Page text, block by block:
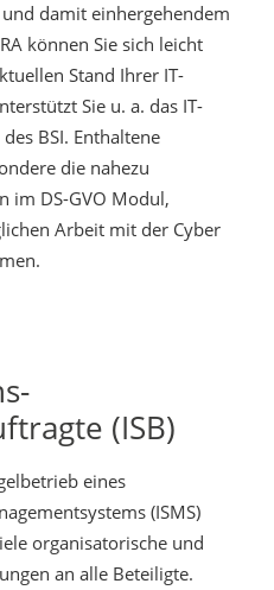
damit einhergehendem
können Sie sich leicht
Stand Ihrer IT-
Sie u. a. das IT-
BSI. Enthaltene
die nahezu
im DS-GVO Modul,
Arbeit mit der Cyber
(ISB)
eines
(ISMS)
organisatorische und
an alle Beteiligte.